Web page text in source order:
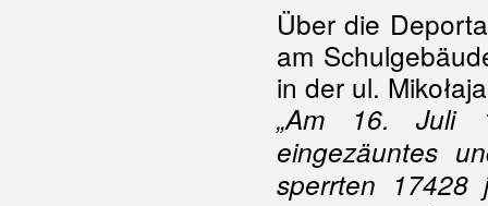
Über die
am
in der ul.
„Am 16. Juli
eingezäuntes
sperrten 17428